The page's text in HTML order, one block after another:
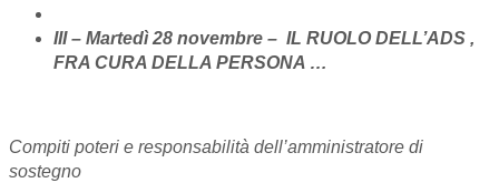
III – Martedì 28 novembre – IL RUOLO DELL’ADS ,
FRA CURA DELLA PERSONA …
Compiti poteri e responsabilità dell’amministratore di
sostegno